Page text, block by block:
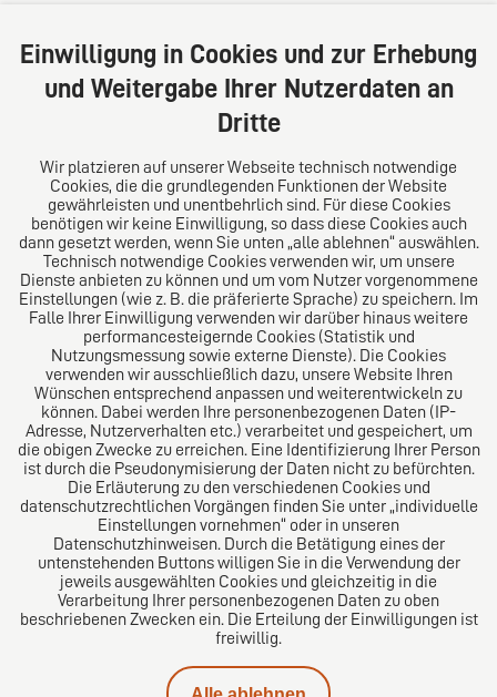
20354 Hamburg
Deutschland
Tel: +49 (0) 40 41352231
Über uns
Das Kanzlei-Vertrauensnetzwerk. Aus Europa für die
Welt. Für den erfolgreichen Mittelstand.
Folgen Sie uns auf
Das europäische Kanzlei-Netzwerk
Einwilligung in Cookies und zur Erhebung
und Weitergabe Ihrer Nutzerdaten an
Dritte
Wir platzieren auf unserer Webseite technisch notwendige
Cookies, die die grundlegenden Funktionen der Website
gewährleisten und unentbehrlich sind. Für diese Cookies
benötigen wir keine Einwilligung, so dass diese Cookies auch
dann gesetzt werden, wenn Sie unten „alle ablehnen“ auswählen.
Technisch notwendige Cookies verwenden wir, um unsere
Dienste anbieten zu können und um vom Nutzer vorgenommene
Einstellungen (wie z. B. die präferierte Sprache) zu speichern. Im
Falle Ihrer Einwilligung verwenden wir darüber hinaus weitere
performancesteigernde Cookies (Statistik und
Nutzungsmessung sowie externe Dienste). Die Cookies
verwenden wir ausschließlich dazu, unsere Website Ihren
Wünschen entsprechend anpassen und weiterentwickeln zu
können. Dabei werden Ihre personenbezogenen Daten (IP-
Adresse, Nutzerverhalten etc.) verarbeitet und gespeichert, um
die obigen Zwecke zu erreichen. Eine Identifizierung Ihrer Person
ist durch die Pseudonymisierung der Daten nicht zu befürchten.
Die Erläuterung zu den verschiedenen Cookies und
datenschutzrechtlichen Vorgängen finden Sie unter „individuelle
Einstellungen vornehmen“ oder in unseren
Datenschutzhinweisen. Durch die Betätigung eines der
untenstehenden Buttons willigen Sie in die Verwendung der
jeweils ausgewählten Cookies und gleichzeitig in die
Verarbeitung Ihrer personenbezogenen Daten zu oben
beschriebenen Zwecken ein. Die Erteilung der Einwilligungen ist
freiwillig.